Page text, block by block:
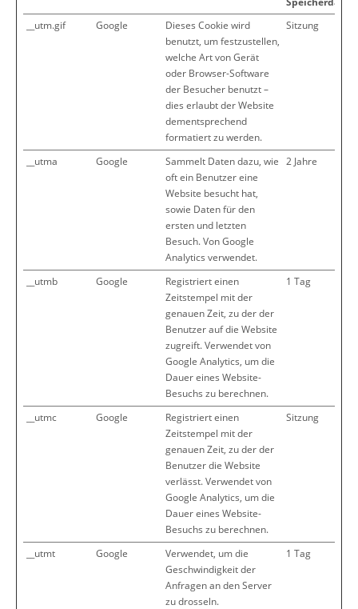
__utm.gif
Google
Dieses Cookie wird
benutzt, um festzustellen,
welche Art von Gerät
oder Browser-Software
der Besucher benutzt –
dies erlaubt der Website
dementsprechend
formatiert zu werden.
Sitzung
__utma Google
Sammelt Daten dazu, wie
oft ein Benutzer eine
Website besucht hat,
sowie Daten für den
ersten und letzten
Besuch. Von Google
Analytics verwendet.
2 Jahre
__utmb Google
Registriert einen
Zeitstempel mit der
genauen Zeit, zu der der
Benutzer auf die Website
zugreift. Verwendet von
Google Analytics, um die
Dauer eines Website-
Besuchs zu berechnen.
1 Tag
__utmc Google
Registriert einen
Zeitstempel mit der
genauen Zeit, zu der der
Benutzer die Website
verlässt. Verwendet von
Google Analytics, um die
Dauer eines Website-
Besuchs zu berechnen.
Sitzung
__utmt Google
Verwendet, um die
Geschwindigkeit der
Anfragen an den Server
zu drosseln.
1 Tag